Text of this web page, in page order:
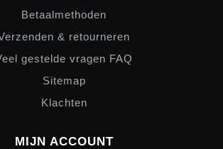
Betaalmethoden
& retourneren
gestelde vragen FAQ
Sitemap
Klachten
MIJN ACCOUNT